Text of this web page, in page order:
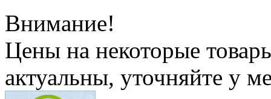
Внимание!
Цены на некоторые
актуальны, уточняйте у